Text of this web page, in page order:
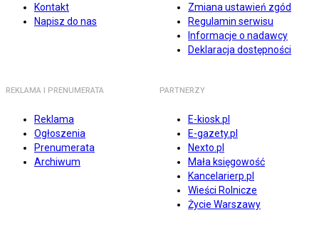
Kontakt
Napisz do nas
Zmiana ustawień zgód
Regulamin serwisu
Informacje o nadawcy
Deklaracja dostępności
REKLAMA I PRENUMERATA
Reklama
Ogłoszenia
Prenumerata
Archiwum
PARTNERZY
E-kiosk.pl
E-gazety.pl
Nexto.pl
Mała księgowość
Kancelarierp.pl
Wieści Rolnicze
Życie Warszawy